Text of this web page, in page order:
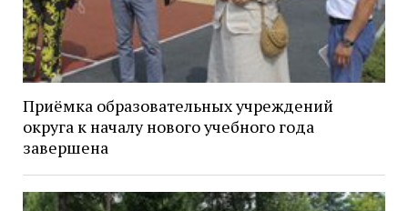
Приёмка образовательных учреждений
округа к началу нового учебного года
завершена